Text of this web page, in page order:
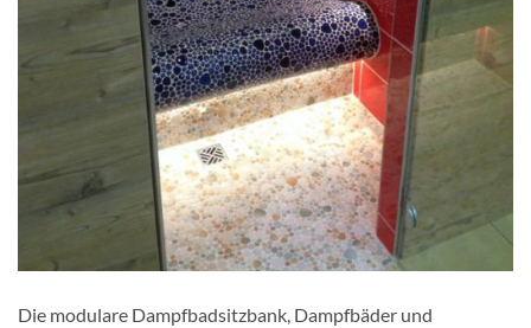
Die modulare Dampfbadsitzbank, Dampfbäder und